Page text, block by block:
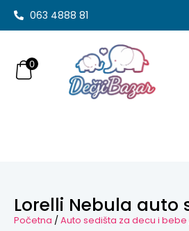
063 4888 81
0
Lorelli Nebula auto
Početna /Auto sedišta za decu i bebe